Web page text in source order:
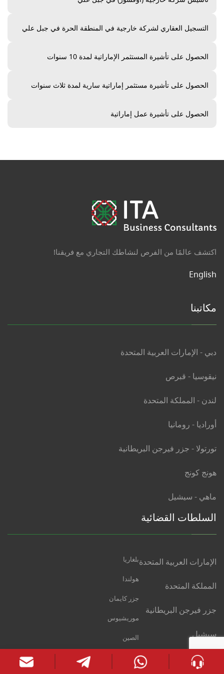
التسجيل العقاري لشركة خارجية في المنطقة الحرة في جبل علي
الحصول على تأشيرة المستثمر الإماراتية لمدة 10 سنوات
الحصول على تأشيرة مستثمر إماراتية سارية لمدة ثلاث سنوات
الحصول على تأشيرة عمل إماراتية
اكتشف عالمًا من الفرص لنشاطك التجاري مع فريقنا!
English
مكاتبنا
دبي - الإمارات العربية المتحدة
نيقوسيا - قبرص
لندن - المملكة المتحدة
أوراديا - رومانيا
تورتولا - جزر فيرجن البريطانية
هونج كونج
ماهي - سيشيل
السلطات القضائية
الإمارات العربية المتحدة
المملكة المتحدة
جزر فيرجن البريطانية
سيشيل
هونج كونج
بلغاريا
هولندا
جزر كايمان
موريشيوس
الصين
فانواتو